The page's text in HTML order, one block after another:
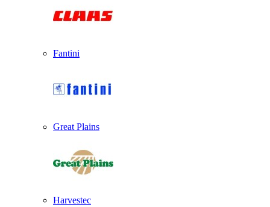
Fantini
Great Plains
Harvestec